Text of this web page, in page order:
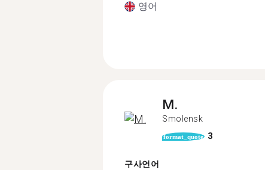
영어
M.
Smolensk
format_quote 3
구사언어